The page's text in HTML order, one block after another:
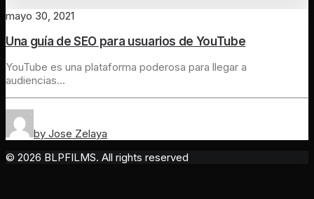
mayo 30, 2021
Una guía de SEO para usuarios de YouTube
YouTube es una plataforma poderosa para llegar a
audiencias…
by Jose Zelaya
© 2026 BLPFILMS. All rights reserved